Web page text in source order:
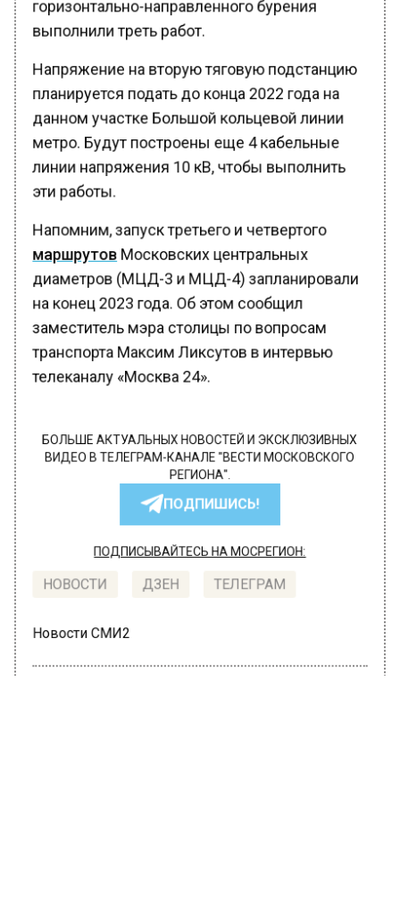
выполнили треть работ.
Напряжение на вторую тяговую подстанцию
планируется подать до конца 2022 года на
данном участке Большой кольцевой линии
метро. Будут построены еще 4 кабельные
линии напряжения 10 кВ, чтобы выполнить
эти работы.
Напомним, запуск третьего и четвертого
маршрутовМосковских центральных
диаметров (МЦД-3 и МЦД-4) запланировали
на конец 2023 года. Об этом сообщил
заместитель мэра столицы по вопросам
транспорта Максим Ликсутов в интервью
телеканалу «Москва 24».
БОЛЬШЕ АКТУАЛЬНЫХ НОВОСТЕЙ И ЭКСКЛЮЗИВНЫХ
ВИДЕО В ТЕЛЕГРАМ-КАНАЛЕ "ВЕСТИ МОСКОВСКОГО
РЕГИОНА".
ПОДПИШИСЬ!
ПОДПИСЫВАЙТЕСЬ НА МОСРЕГИОН:
НОВОСТИ ДЗЕН ТЕЛЕГРАМ
Новости СМИ2